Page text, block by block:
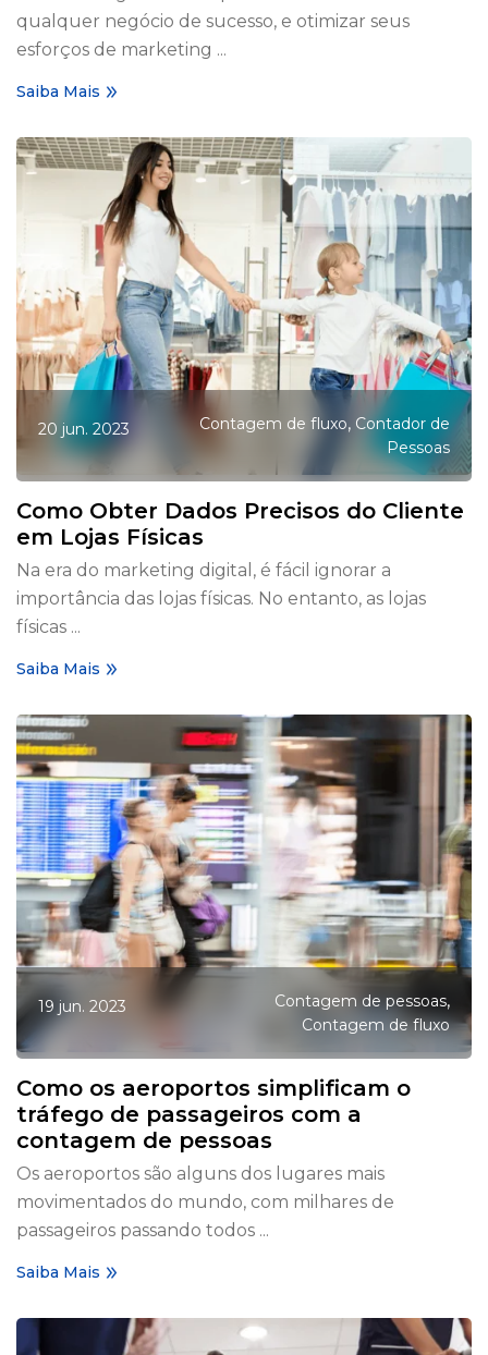
qualquer negócio de sucesso, e otimizar seus
esforços de marketing ...
Saiba Mais
20 jun. 2023 Contagem de fluxo, Contador de
Pessoas
Como Obter Dados Precisos do Cliente
em Lojas Físicas
Na era do marketing digital, é fácil ignorar a
importância das lojas físicas. No entanto, as lojas
físicas ...
Saiba Mais
19 jun. 2023 Contagem de pessoas,
Contagem de fluxo
Como os aeroportos simplificam o
tráfego de passageiros com a
contagem de pessoas
Os aeroportos são alguns dos lugares mais
movimentados do mundo, com milhares de
passageiros passando todos ...
Saiba Mais